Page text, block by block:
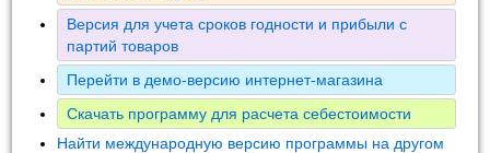
Версия для учета сроков годности и прибыли с
партий товаров
Перейти в демо-версию интернет-магазина
Скачать программу для расчета себестоимости
Найти международную версию программы на другом